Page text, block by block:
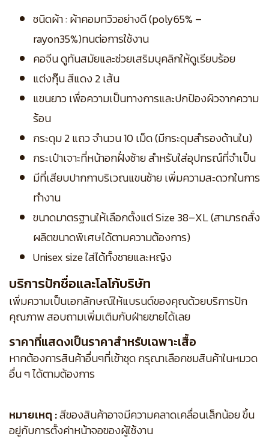
ชนิดผ้า : ผ้าคอมทวิวอย่างดี (poly65% –
rayon35%)ทนต่อการใช้งาน
คอจีน ดูทันสมัยและช่วยเสริมบุคลิกให้ดูเรียบร้อย
แต่งกุ๊น สีแดง 2 เส้น
แขนยาว เพื่อความเป็นทางการและปกป้องผิวจากความ
ร้อน
กระดุม 2 แถว จำนวน 10 เม็ด (มีกระดุมสำรองด้านใน)
กระเป๋าเจาะที่หน้าอกฝั่งซ้าย สำหรับใส่อุปกรณ์ที่จำเป็น
มีที่เสียบปากกาบริเวณแขนซ้าย เพิ่มความสะดวกในการ
ทำงาน
ขนาดมาตรฐานให้เลือกตั้งแต่ Size 38–XL (สามารถสั่ง
ผลิตขนาดพิเศษได้ตามความต้องการ)
Unisex size ใส่ได้ทั้งชายและหญิง
บริการปักชื่อและโลโก้บริษัท
เพิ่มความเป็นเอกลักษณ์ให้แบรนด์ของคุณด้วยบริการปัก
คุณภาพ สอบถามเพิ่มเติมกับฝ่ายขายได้เลย
ราคาที่แสดงเป็นราคาสำหรับเฉพาะเสื้อ
หากต้องการสินค้าอื่นๆที่เข้าชุด กรุณาเลือกชมสินค้าในหมวด
อื่น ๆ ได้ตามต้องการ
หมายเหตุ :สีของสินค้าอาจมีความคลาดเคลื่อนเล็กน้อย ขึ้น
อยู่กับการตั้งค่าหน้าจอของผู้ใช้งาน